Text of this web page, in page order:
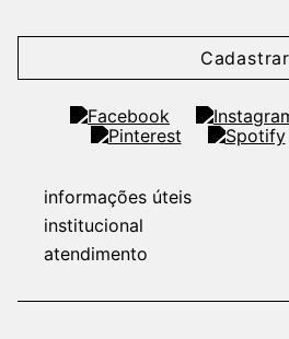
Cadastrar
informações úteis
institucional
atendimento